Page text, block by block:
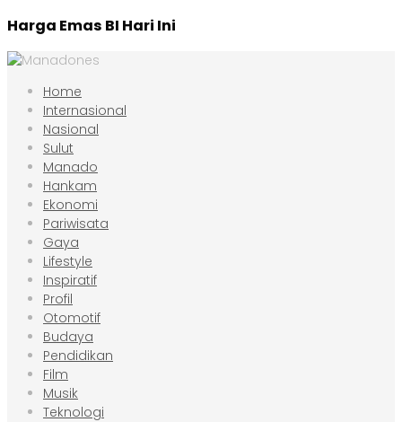
Harga Emas BI Hari Ini
Home
Internasional
Nasional
Sulut
Manado
Hankam
Ekonomi
Pariwisata
Gaya
Lifestyle
Inspiratif
Profil
Otomotif
Budaya
Pendidikan
Film
Musik
Teknologi